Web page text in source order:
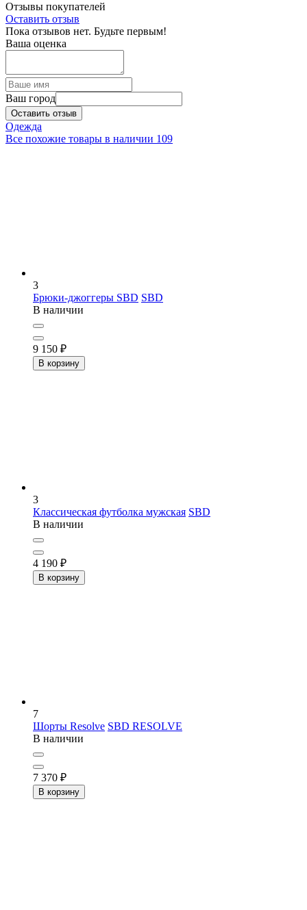
Отзывы покупателей
Оставить отзыв
Пока отзывов нет. Будьте первым!
Ваша оценка
Ваш город
Оставить отзыв
Одежда
Все похожие товары в наличии 109
3
Брюки-джоггеры SBD SBD
В наличии
9 150 ₽
В корзину
3
Классическая футболка мужская SBD
В наличии
4 190 ₽
В корзину
7
Шорты Resolve SBD RESOLVE
В наличии
7 370 ₽
В корзину